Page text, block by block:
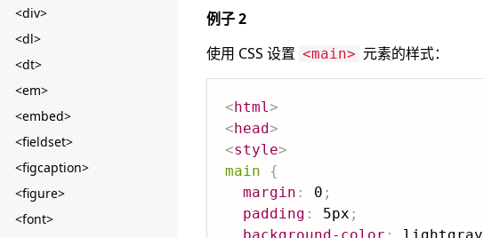
<div>
<dl>
<dt>
<em>
<embed>
<fieldset>
<figcaption>
<figure>
<font>
例子 2
使用 CSS 设置 <main> 元素的样式：
<html>
<head>
<style>
main
{
margin : 0 ;
padding : 5px ;